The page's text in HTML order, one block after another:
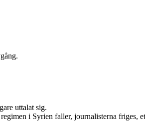
uttalat sig.
i Syrien faller, journalisterna friges,